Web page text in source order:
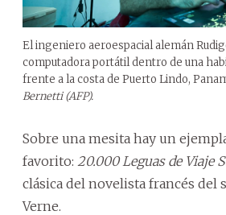
El ingeniero aeroespacial alemán
computadora portátil dentro de una
frente a la costa de Puerto Lindo,
Bernetti (AFP).
Sobre una mesita hay un
favorito: 20.000 Leguas de Viaje
clásica del novelista francés del
Verne.